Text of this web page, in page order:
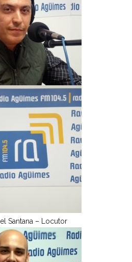
Santana – Locutor